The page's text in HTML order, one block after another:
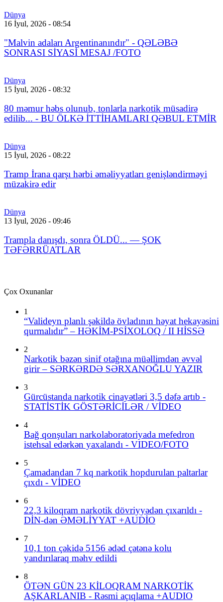
Dünya
16 İyul, 2026 - 08:54
"Malvin adaları Argentinanındır" - QƏLƏBƏ
SONRASI SİYASİ MESAJ /FOTO
Dünya
15 İyul, 2026 - 08:32
80 məmur həbs olunub, tonlarla narkotik müsadirə
edilib... - BU ÖLKƏ İTTİHAMLARI QƏBUL ETMİR
Dünya
15 İyul, 2026 - 08:22
Tramp İrana qarşı hərbi əməliyyatları genişləndirməyi
müzakirə edir
Dünya
13 İyul, 2026 - 09:46
Trampla danışdı, sonra ÖLDÜ... — ŞOK
TƏFƏRRÜATLAR
Çox Oxunanlar
1
“Valideyn planlı şəkildə övladının həyat hekayəsini
qurmalıdır” – HƏKİM-PSİXOLOQ / II HİSSƏ
2
Narkotik bəzən sinif otağına müəllimdən əvvəl
girir – SƏRKƏRDƏ SƏRXANOĞLU YAZIR
3
Gürcüstanda narkotik cinayətləri 3,5 dəfə artıb -
STATİSTİK GÖSTƏRİCİLƏR / VİDEO
4
Bağ qonşuları narkolaboratoriyada mefedron
istehsal edərkən yaxalandı - VIDEO/FOTO
5
Çamadandan 7 kq narkotik hopdurulan paltarlar
çıxdı - VİDEO
6
22,3 kiloqram narkotik dövriyyədən çıxarıldı -
DİN-dən ƏMƏLİYYAT +AUDİO
7
10,1 ton çəkidə 5156 ədəd çətənə kolu
yandırılaraq məhv edildi
8
ÖTƏN GÜN 23 KİLOQRAM NARKOTİK
AŞKARLANIB - Rəsmi açıqlama +AUDIO